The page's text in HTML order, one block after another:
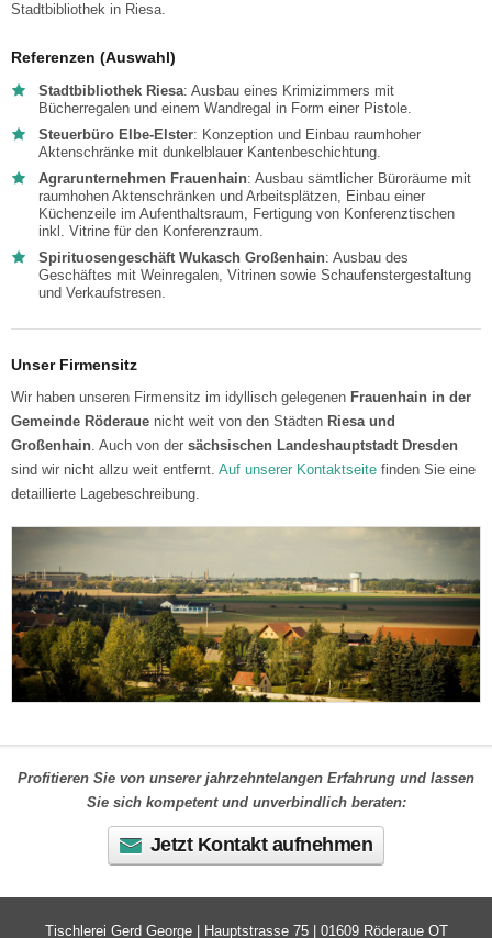
Stadtbibliothek in Riesa.
Referenzen (Auswahl)
Stadtbibliothek Riesa: Ausbau eines Krimizimmers mit
Bücherregalen und einem Wandregal in Form einer Pistole.
Steuerbüro Elbe-Elster: Konzeption und Einbau raumhoher
Aktenschränke mit dunkelblauer Kantenbeschichtung.
Agrarunternehmen Frauenhain: Ausbau sämtlicher Büroräume mit
raumhohen Aktenschränken und Arbeitsplätzen, Einbau einer
Küchenzeile im Aufenthaltsraum, Fertigung von Konferenztischen
inkl. Vitrine für den Konferenzraum.
Spirituosengeschäft Wukasch Großenhain: Ausbau des
Geschäftes mit Weinregalen, Vitrinen sowie Schaufenstergestaltung
und Verkaufstresen.
Unser Firmensitz
Wir haben unseren Firmensitz im idyllisch gelegenen Frauenhain in der
Gemeinde Röderaue nicht weit von den Städten Riesa und
Großenhain . Auch von der sächsischen Landeshauptstadt Dresden
sind wir nicht allzu weit entfernt. Auf unserer Kontaktseite finden Sie eine
detaillierte Lagebeschreibung.
Profitieren Sie von unserer jahrzehntelangen Erfahrung und lassen
Sie sich kompetent und unverbindlich beraten:
Jetzt Kontakt aufnehmen
Tischlerei Gerd George | Hauptstrasse 75 | 01609 Röderaue OT